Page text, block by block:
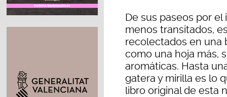
De sus paseos por
menos transitados,
recolectados en una
como una hoja más,
aromáticas. Hasta
gatera y mirilla es lo
libro original de esta